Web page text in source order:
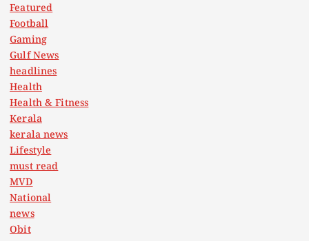
Featured
Football
Gaming
Gulf News
headlines
Health
Health & Fitness
Kerala
kerala news
Lifestyle
must read
MVD
National
news
Obit